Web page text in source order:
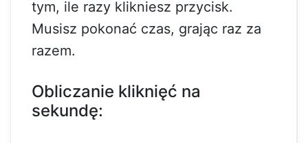
tym, ile razy klikniesz przycisk.
Musisz pokonać czas, grając raz za
razem.
Obliczanie kliknięć na
sekundę: